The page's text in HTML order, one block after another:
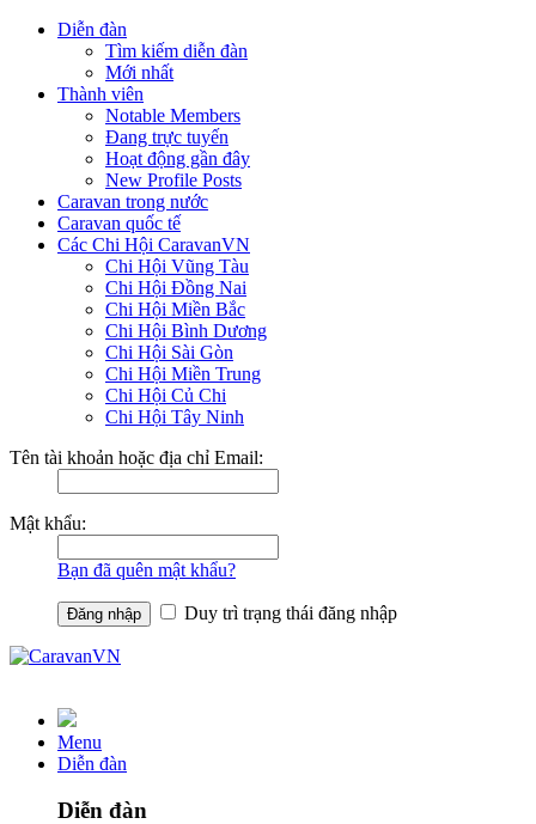
Diễn đàn
Tìm kiếm diễn đàn
Mới nhất
Thành viên
Notable Members
Đang trực tuyến
Hoạt động gần đây
New Profile Posts
Caravan trong nước
Caravan quốc tế
Các Chi Hội CaravanVN
Chi Hội Vũng Tàu
Chi Hội Đồng Nai
Chi Hội Miền Bắc
Chi Hội Bình Dương
Chi Hội Sài Gòn
Chi Hội Miền Trung
Chi Hội Củ Chi
Chi Hội Tây Ninh
Tên tài khoản hoặc địa chỉ Email:
Mật khẩu:
Bạn đã quên mật khẩu?
Duy trì trạng thái đăng nhập
Menu
Diễn đàn
Diễn đàn